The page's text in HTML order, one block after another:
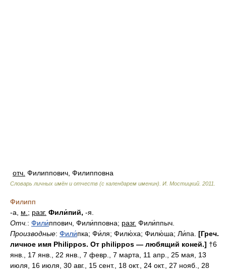
отч. Филиппович, Филипповна
Словарь личных имён и отчеств (с календарем именин) И. Мостицкий 2011
Филипп
-а, м. ; разг. Фили́пий, -я.
Отч. : Фили́ппович, Фили́пповна; разг. Фили́ппыч.
Производные: Фили́пка; Фи́ля; Филю́ха; Филю́ша; Ли́па. [Греч.
личное имя Philippos. От philippos — любящий коней.] †6
янв., 17 янв., 22 янв., 7 февр., 7 марта, 11 апр., 25 мая, 13
июля, 16 июля, 30 авг., 15 сент., 18 окт., 24 окт., 27 нояб., 28